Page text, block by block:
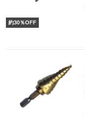
約30％OFF